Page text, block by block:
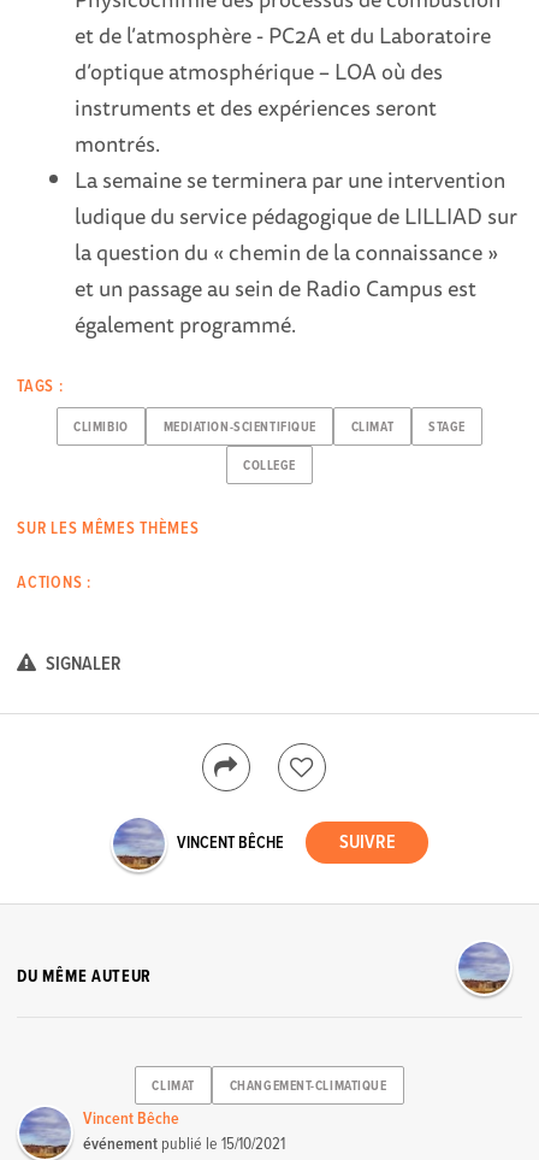
et de l’atmosphère - PC2A et du Laboratoire
d’optique atmosphérique – LOA où des
instruments et des expériences seront
montrés.
La semaine se terminera par une intervention
ludique du service pédagogique de LILLIAD sur
la question du « chemin de la connaissance »
et un passage au sein de Radio Campus est
également programmé.
TAGS :
CLIMIBIO MEDIATION-SCIENTIFIQUE CLIMAT STAGE
COLLEGE
SUR LES MÊMES THÈMES
ACTIONS :
SIGNALER
VINCENT BÊCHE
DU MÊME AUTEUR
CLIMAT CHANGEMENT-CLIMATIQUE
Vincent Bêche
événement publié le15/10/2021